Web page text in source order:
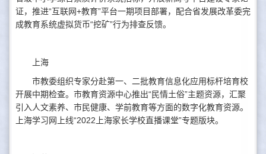
证，推进“互联网+教育”平台一期项目部署，配合省发展改革委完
成教育系统虚拟货币“挖矿”行为排查反馈。
上海
市教委组织专家分赴第一、二批教育信息化应用标杆培育校
开展中期检查。市教育资源中心推出“民情土俗”主题资源，汇聚
引入人文素养、市民健康、学前教育等方面的数字化教育资源。
上海学习网上线“2022上海家长学校直播课堂”专题版块。